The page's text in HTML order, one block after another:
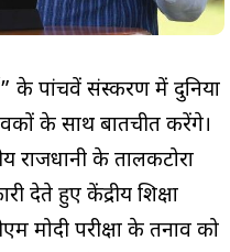
के पांचवें संस्करण में दुनिया
के साथ बातचीत करेंगे।
राजधानी के तालकटोरा
देते हुए केंद्रीय शिक्षा
मोदी परीक्षा के तनाव को